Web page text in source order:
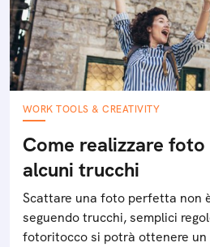
WORK TOOLS & CREATIVITY
Come realizzare
alcuni trucchi
Scattare una foto perfetta non
seguendo trucchi, semplici
fotoritocco si potrà ottenere